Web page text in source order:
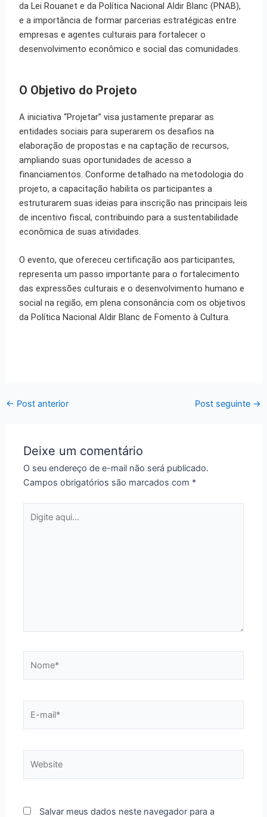
da Lei Rouanet e da Política Nacional Aldir Blanc (PNAB),
e a importância de formar parcerias estratégicas entre
empresas e agentes culturais para fortalecer o
desenvolvimento econômico e social das comunidades.
O Objetivo do Projeto
A iniciativa “Projetar” visa justamente preparar as
entidades sociais para superarem os desafios na
elaboração de propostas e na captação de recursos,
ampliando suas oportunidades de acesso a
financiamentos. Conforme detalhado na metodologia do
projeto, a capacitação habilita os participantes a
estruturarem suas ideias para inscrição nas principais leis
de incentivo fiscal, contribuindo para a sustentabilidade
econômica de suas atividades.
O evento, que ofereceu certificação aos participantes,
representa um passo importante para o fortalecimento
das expressões culturais e o desenvolvimento humano e
social na região, em plena consonância com os objetivos
da Política Nacional Aldir Blanc de Fomento à Cultura.
← Post anterior Post seguinte →
Deixe um comentário
O seu endereço de e-mail não será publicado.
Campos obrigatórios são marcados com *
aqui...
mail*
Salvar meus dados neste navegador para a